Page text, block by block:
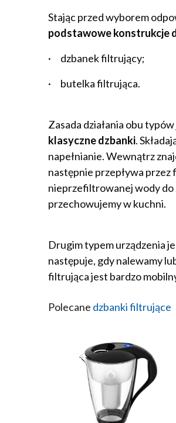
Stając przed wyborem
podstawowe konstrukcje
·
dzbanek filtrujący;
·
butelka filtrująca.
Zasada działania obu
klasyczne dzbanki.
napełnianie. Wewnątrz
następnie przepływa
nieprzefiltrowanej wody do
przechowujemy w kuchni.
Drugim typem urządzenia
następuje, gdy nalewamy
filtrująca jest bardzo
Polecane dzbanki filtrujące